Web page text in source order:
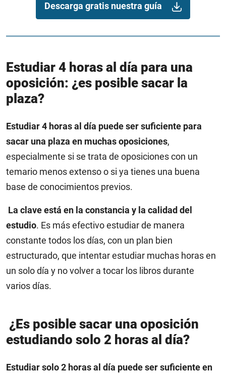
Descarga gratis nuestra guía
Estudiar 4 horas al día para una
oposición: ¿es posible sacar la
plaza?
Estudiar 4 horas al día puede ser suficiente para
sacar una plaza en muchas oposiciones,
especialmente si se trata de oposiciones con un
temario menos extenso o si ya tienes una buena
base de conocimientos previos.
La clave está en la constancia y la calidad del
estudio. Es más efectivo estudiar de manera
constante todos los días, con un plan bien
estructurado, que intentar estudiar muchas horas en
un solo día y no volver a tocar los libros durante
varios días.
¿Es posible sacar una oposición
estudiando solo 2 horas al día?
Estudiar solo 2 horas al día puede ser suficiente en